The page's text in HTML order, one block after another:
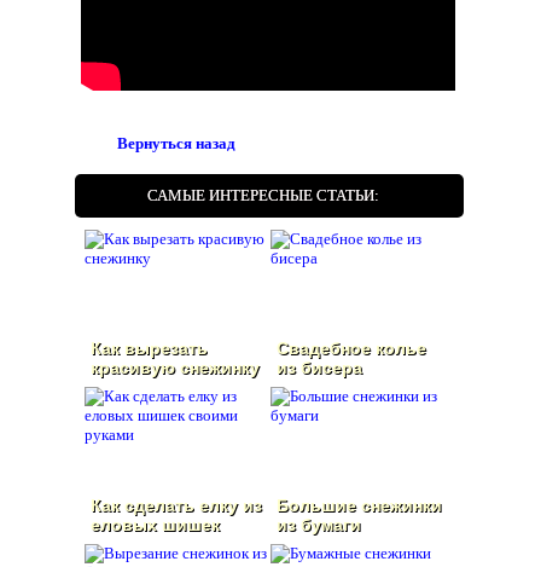
Вернуться назад
САМЫЕ ИНТЕРЕСНЫЕ СТАТЬИ:
Как вырезать
красивую снежинку
Свадебное колье
из бисера
Как сделать елку из
еловых шишек
своими руками
Большие снежинки
из бумаги